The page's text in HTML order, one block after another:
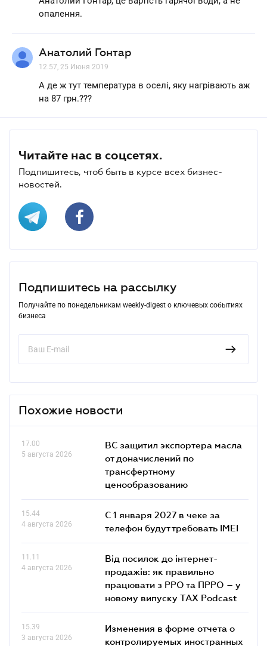
опалення.
Анатолий Гонтар
12.57, 25 Июня 2019
А де ж тут температура в оселі, яку нагрівають аж
на 87 грн.???
Читайте нас в соцсетях.
Подпишитесь, чтоб быть в курсе всех бизнес-
новостей.
Подпишитесь на рассылку
Получайте по понедельникам weekly-digest о ключевых событиях
бизнеса
Похожие новости
17.00
5 августа 2026
ВС защитил экспортера масла
от доначислений по
трансфертному
ценообразованию
15.44
4 августа 2026
С 1 января 2027 в чеке за
телефон будут требовать IMEI
11.11
4 августа 2026
Від посилок до інтернет-
продажів: як правильно
працювати з РРО та ПРРО – у
новому випуску TAX Podcast
15.39
3 августа 2026
Изменения в форме отчета о
контролируемых иностранных